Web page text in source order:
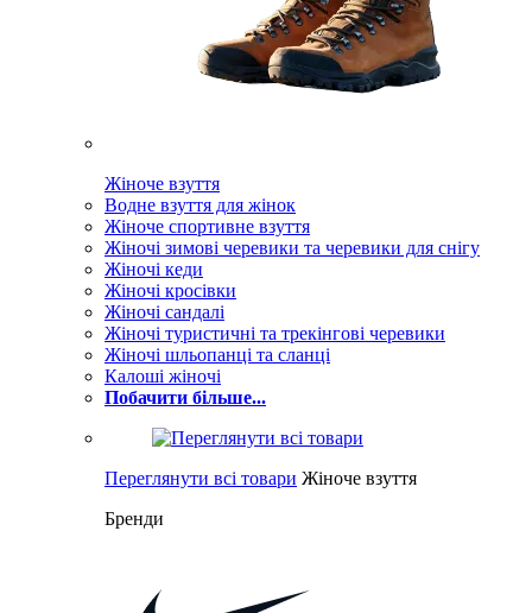
Жіноче взуття
Водне взуття для жінок
Жіноче спортивне взуття
Жіночі зимові черевики та черевики для снігу
Жіночі кеди
Жіночі кросівки
Жіночі сандалі
Жіночі туристичні та трекінгові черевики
Жіночі шльопанці та сланці
Калоші жіночі
Побачити більше...
Переглянути всі товари Жіноче взуття
Бренди